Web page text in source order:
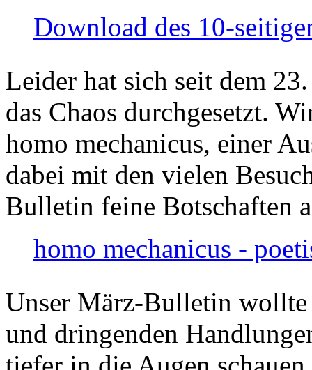
Download des 10-
Leider hat sich seit dem
das Chaos durchgesetzt.
homo mechanicus, einer
dabei mit den vielen
Bulletin feine Botschaften
homo mechanicus -
Unser März-Bulletin
und dringenden